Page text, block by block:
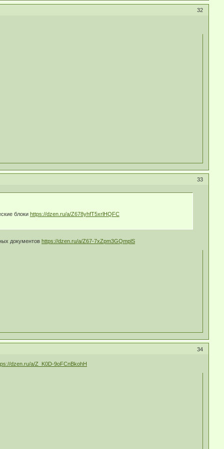
32
33
блоки https://dzen.ru/a/Z678yhfT5xrlHQFC
документов https://dzen.ru/a/Z67-7xZpm3GQmplS
34
dzen.ru/a/Z_K0D-9oFCnBkohH